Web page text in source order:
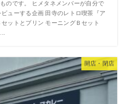
のです。 ヒメタネメンバーが自分で
ューする企画 田寺のレトロ喫茶『ア
セットとプリン モーニングＢセット
開店・閉店